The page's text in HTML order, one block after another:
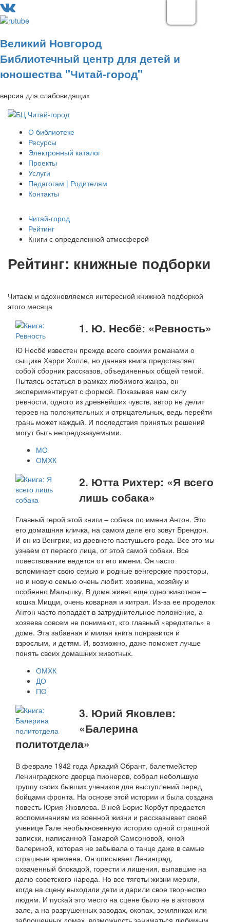
Великий Новгород
Библиотечный центр для детей и
юношества "Читай-город"
версия для слабовидящих
О библиотеке
Ресурсы
Электронный каталог
Проекты
Услуги
Педагогам | Родителям
Контакты
Читай-город
Рейтинг
Книги с определенной атмосферой
Рейтинг: книжные подборки
Читаем и вдохновляемся интересной книжной подборкой
этого месяца
1. Ю. Несбё: «Ревность»
Ю Несбё известен прежде всего своими романами о
сыщике Харри Холле, но данная книга представляет
собой сборник рассказов, объединенных общей темой.
Пытаясь остаться в рамках любимого жанра, он
экспериментирует с формой. Показывая нам силу
ревности, одного из древнейших чувств, автор не делит
героев на положительных и отрицательных, ведь перейти
грань может каждый. И последствия принятых решений
могут быть непредсказуемыми.
МО
ОМХК
2. Ютта Рихтер: «Я всего
лишь собака»
Главный герой этой книги – собака по имени Антон. Это
его домашняя кличка, на самом деле его зовут Брендон.
И он из Венгрии, из древнего пастушьего рода. Все это мы
узнаем от первого лица, от этой самой собаки. Все
повествование ведется от его имени. Он часто
вспоминает свою семью и родные венгерские просторы,
но и новую семью очень любит: хозяина, хозяйку и
особенно Малышку. В доме живет еще одно животное –
кошка Мицци, очень коварная и хитрая. Из-за ее проделок
Антон часто попадает в затруднительное положение, а
хозяева совсем не понимают, кто главный «вредитель» в
доме. Эта забавная и милая книга понравится и
взрослым, и детям. И, возможно, даже поможет лучше
понять своих домашних животных.
ОМХК
ДО
ПО
3. Юрий Яковлев:
«Балерина
политотдела»
В феврале 1942 года Аркадий Обрант, балетмейстер
Ленинградского дворца пионеров, собрал небольшую
группу своих бывших учеников для выступлений перед
бойцами фронта. На основе этой истории и была создана
повесть Юрия Яковлева. В ней Борис Корбут предается
воспоминаниям из военной жизни и рассказывает своей
ученице Гале необыкновенную историю одной страшной
записки, написанной Тамарой Самсоновой, юной
балериной, которая не забывала о танце даже в самые
страшные времена. Он описывает Ленинград,
охваченный блокадой, горести и лишения, выпавшие на
долю советского народа. Но все тяготы жизни меркли,
когда на сцену выходили дети и дарили свое творчество
людям. И пускай это место на сцене было не в актовом
зале, а на разрушенных заводах, окопах, землянках или
заброшенных домах, возможность заниматься любимым